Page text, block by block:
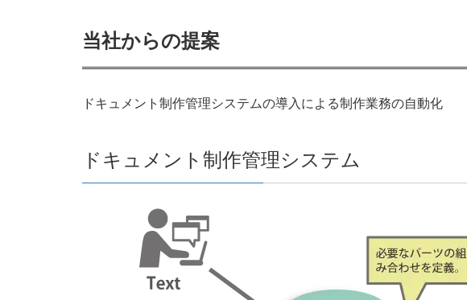
当社からの提案
ドキュメント制作管理システムの導入による制作業務の自動化
ドキュメント制作管理システム